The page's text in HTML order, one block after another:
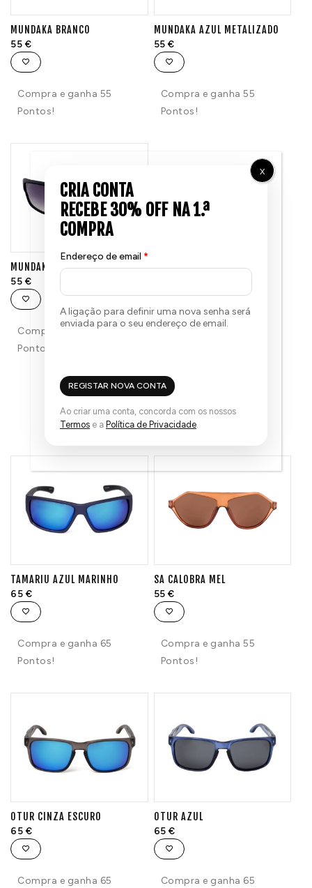
MUNDAKA BRANCO
55 €
Compra e ganha 55
Pontos!
MUNDAKA AZUL METALIZADO
55 €
Compra e ganha 55
Pontos!
MUNDAKA PRETO
55 €
Compra e ganha 55
Pontos!
TAMBÉM PODE GOSTAR...
TAMARIU AZUL MARINHO
65 €
Compra e ganha 65
Pontos!
SA CALOBRA MEL
55 €
Compra e ganha 55
Pontos!
OTUR CINZA ESCURO
65 €
Compra e ganha 65
OTUR AZUL
65 €
Compra e ganha 65
Endereço de email *
A ligação para definir uma nova senha será
enviada para o seu endereço de email.
REGISTAR NOVA CONTA
Ao criar uma conta, concorda com os nossos
Termos e a Política de Privacidade.
X